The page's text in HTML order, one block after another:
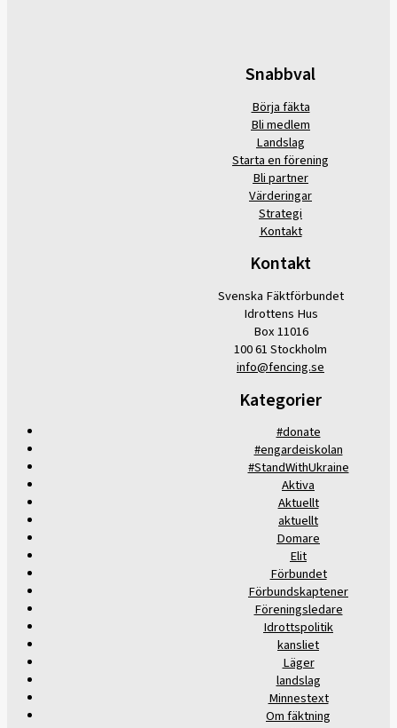
Snabbval
Börja fäkta
Bli medlem
Landslag
Starta en förening
Bli partner
Värderingar
Strategi
Kontakt
Kontakt
Svenska Fäktförbundet
Idrottens Hus
Box 11016
100 61 Stockholm
info@fencing.se
Kategorier
#donate
#engardeiskolan
#StandWithUkraine
Aktiva
Aktuellt
aktuellt
Domare
Elit
Förbundet
Förbundskaptener
Föreningsledare
Idrottspolitik
kansliet
Läger
landslag
Minnestext
Om fäktning